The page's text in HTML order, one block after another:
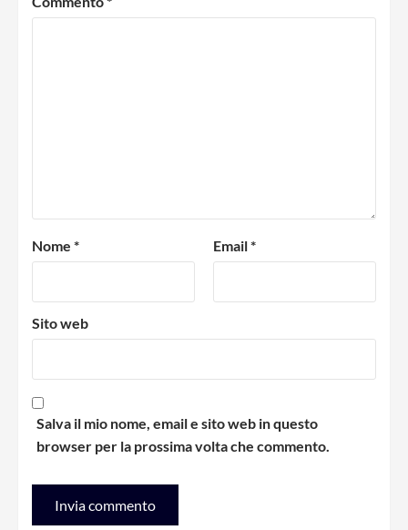
Nome * Email*
Sito web
Salva il mio nome, email e sito web in questo
browser per la prossima volta che commento.